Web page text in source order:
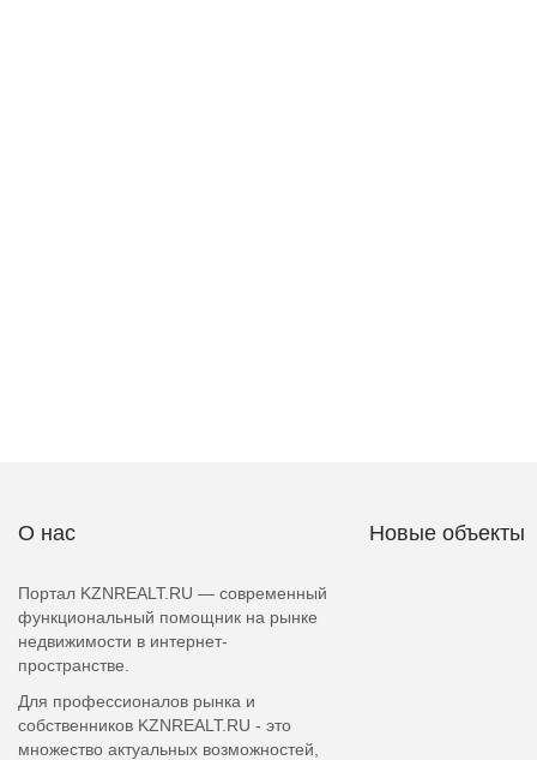
О нас
Портал KZNREALT.RU — современный
функциональный помощник на рынке
недвижимости в интернет-
пространстве.
Для профессионалов рынка и
собственников KZNREALT.RU - это
множество актуальных возможностей,
Новые объекты